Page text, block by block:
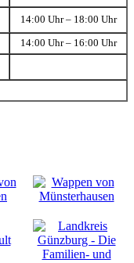
14:00 Uhr – 18:00 Uhr
14:00 Uhr – 16:00 Uhr